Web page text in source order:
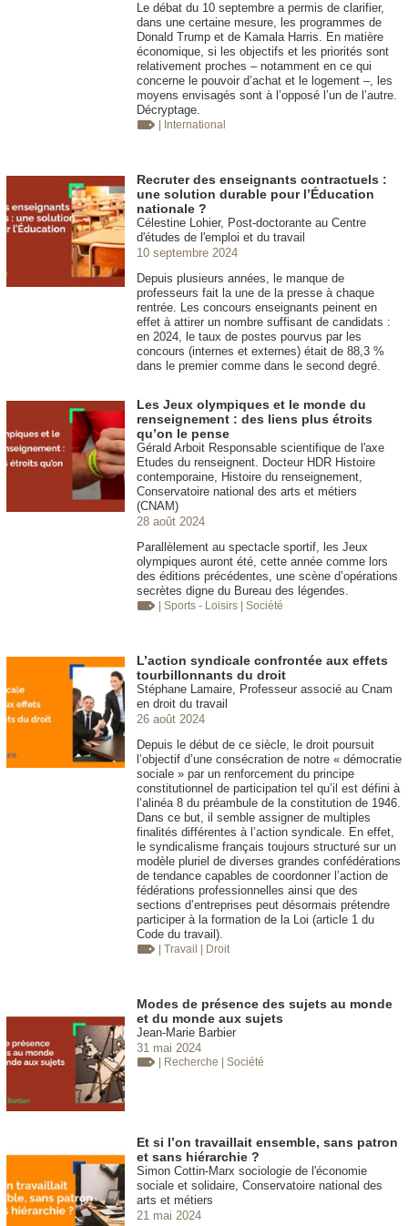
Le débat du 10 septembre a permis de clarifier,
dans une certaine mesure, les programmes de
Donald Trump et de Kamala Harris. En matière
économique, si les objectifs et les priorités sont
relativement proches – notamment en ce qui
concerne le pouvoir d’achat et le logement –, les
moyens envisagés sont à l’opposé l’un de l’autre.
Décryptage.
| International
Recruter des enseignants contractuels :
une solution durable pour l’Éducation
nationale ?
Célestine Lohier, Post-doctorante au Centre
d'études de l'emploi et du travail
10 septembre 2024
Depuis plusieurs années, le manque de
professeurs fait la une de la presse à chaque
rentrée. Les concours enseignants peinent en
effet à attirer un nombre suffisant de candidats :
en 2024, le taux de postes pourvus par les
concours (internes et externes) était de 88,3 %
dans le premier comme dans le second degré.
Les Jeux olympiques et le monde du
renseignement : des liens plus étroits
qu’on le pense
Gérald Arboit Responsable scientifique de l'axe
Etudes du renseignent. Docteur HDR Histoire
contemporaine, Histoire du renseignement,
Conservatoire national des arts et métiers
(CNAM)
28 août 2024
Parallèlement au spectacle sportif, les Jeux
olympiques auront été, cette année comme lors
des éditions précédentes, une scène d’opérations
secrètes digne du Bureau des légendes.
| Sports - Loisirs | Société
L’action syndicale confrontée aux effets
tourbillonnants du droit
Stéphane Lamaire, Professeur associé au Cnam
en droit du travail
26 août 2024
Depuis le début de ce siècle, le droit poursuit
l’objectif d’une consécration de notre « démocratie
sociale » par un renforcement du principe
constitutionnel de participation tel qu’il est défini à
l’alinéa 8 du préambule de la constitution de 1946.
Dans ce but, il semble assigner de multiples
finalités différentes à l’action syndicale. En effet,
le syndicalisme français toujours structuré sur un
modèle pluriel de diverses grandes confédérations
de tendance capables de coordonner l’action de
fédérations professionnelles ainsi que des
sections d’entreprises peut désormais prétendre
participer à la formation de la Loi (article 1 du
Code du travail).
| Travail | Droit
Modes de présence des sujets au monde
et du monde aux sujets
Jean-Marie Barbier
31 mai 2024
| Recherche | Société
Et si l’on travaillait ensemble, sans patron
et sans hiérarchie ?
Simon Cottin-Marx sociologie de l'économie
sociale et solidaire, Conservatoire national des
arts et métiers
21 mai 2024